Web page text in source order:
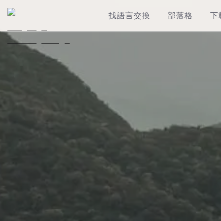
找語言交換 部落格 下